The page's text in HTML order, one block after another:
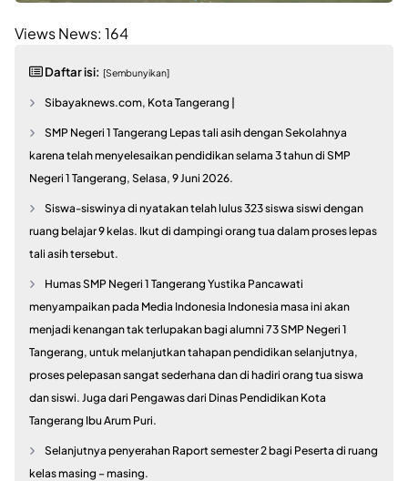
Views News: 164
Daftar isi: [Sembunyikan]
Sibayaknews.com, Kota Tangerang |
SMP Negeri 1 Tangerang Lepas tali asih dengan Sekolahnya
karena telah menyelesaikan pendidikan selama 3 tahun di SMP
Negeri 1 Tangerang, Selasa, 9 Juni 2026.
Siswa-siswinya di nyatakan telah lulus 323 siswa siswi dengan
ruang belajar 9 kelas. Ikut di dampingi orang tua dalam proses lepas
tali asih tersebut.
Humas SMP Negeri 1 Tangerang Yustika Pancawati
menyampaikan pada Media Indonesia Indonesia masa ini akan
menjadi kenangan tak terlupakan bagi alumni 73 SMP Negeri 1
Tangerang, untuk melanjutkan tahapan pendidikan selanjutnya,
proses pelepasan sangat sederhana dan di hadiri orang tua siswa
dan siswi. Juga dari Pengawas dari Dinas Pendidikan Kota
Tangerang Ibu Arum Puri.
Selanjutnya penyerahan Raport semester 2 bagi Peserta di ruang
kelas masing – masing.